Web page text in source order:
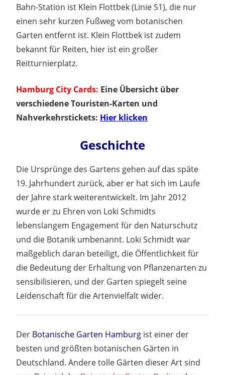
Bahn-Station ist Klein Flottbek (Linie S1), die nur
einen sehr kurzen Fußweg vom botanischen
Garten entfernt ist. Klein Flottbek ist zudem
bekannt für Reiten, hier ist ein großer
Reitturnierplatz.
Hamburg City Cards: Eine Übersicht über
verschiedene Touristen-Karten und
Nahverkehrstickets: Hier klicken
Geschichte
Die Ursprünge des Gartens gehen auf das späte
19. Jahrhundert zurück, aber er hat sich im Laufe
der Jahre stark weiterentwickelt. Im Jahr 2012
wurde er zu Ehren von Loki Schmidts
lebenslangem Engagement für den Naturschutz
und die Botanik umbenannt. Loki Schmidt war
maßgeblich daran beteiligt, die Öffentlichkeit für
die Bedeutung der Erhaltung von Pflanzenarten zu
sensibilisieren, und der Garten spiegelt seine
Leidenschaft für die Artenvielfalt wider.
Der Botanische Garten Hamburg ist einer der
besten und größten botanischen Gärten in
Deutschland. Andere tolle Gärten dieser Art sind